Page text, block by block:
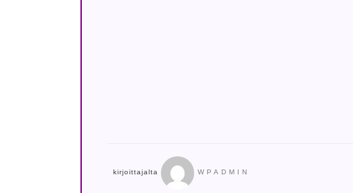
kirjoittajalta WPADMIN